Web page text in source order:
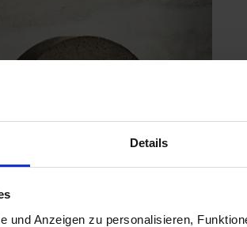
Details
und Anzeigen zu personalisieren,